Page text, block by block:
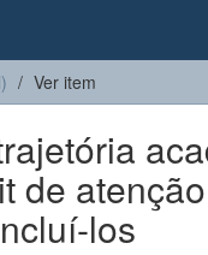
Ver item
de
los